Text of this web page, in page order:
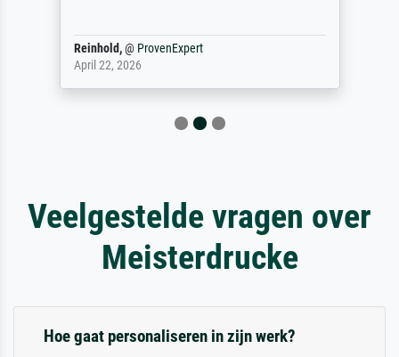
Reinhold,@ ProvenExpert
April 22, 2026
Veelgestelde vragen over
Meisterdrucke
Hoe gaat personaliseren in zijn werk?